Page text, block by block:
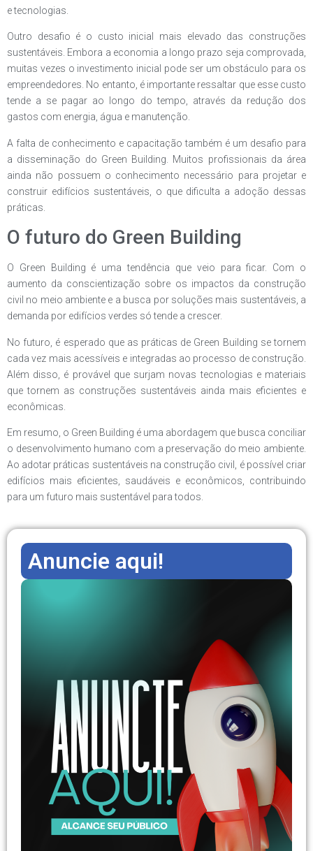
e tecnologias.
Outro desafio é o custo inicial mais elevado das construções
sustentáveis. Embora a economia a longo prazo seja comprovada,
muitas vezes o investimento inicial pode ser um obstáculo para os
empreendedores. No entanto, é importante ressaltar que esse custo
tende a se pagar ao longo do tempo, através da redução dos
gastos com energia, água e manutenção.
A falta de conhecimento e capacitação também é um desafio para
a disseminação do Green Building. Muitos profissionais da área
ainda não possuem o conhecimento necessário para projetar e
construir edifícios sustentáveis, o que dificulta a adoção dessas
práticas.
O futuro do Green Building
O Green Building é uma tendência que veio para ficar. Com o
aumento da conscientização sobre os impactos da construção
civil no meio ambiente e a busca por soluções mais sustentáveis, a
demanda por edifícios verdes só tende a crescer.
No futuro, é esperado que as práticas de Green Building se tornem
cada vez mais acessíveis e integradas ao processo de construção.
Além disso, é provável que surjam novas tecnologias e materiais
que tornem as construções sustentáveis ainda mais eficientes e
econômicas.
Em resumo, o Green Building é uma abordagem que busca conciliar
o desenvolvimento humano com a preservação do meio ambiente.
Ao adotar práticas sustentáveis na construção civil, é possível criar
edifícios mais eficientes, saudáveis e econômicos, contribuindo
para um futuro mais sustentável para todos.
Anuncie aqui!